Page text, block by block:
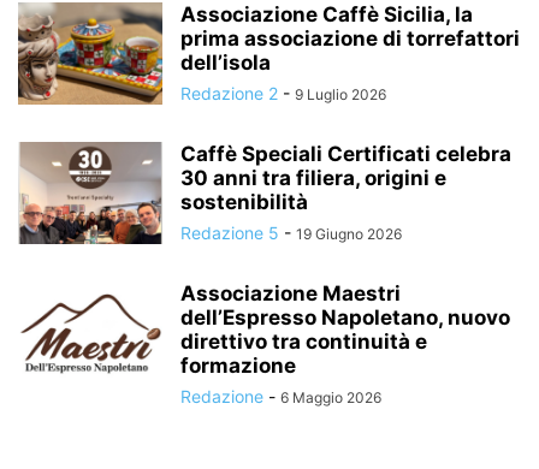
Associazione Caffè Sicilia, la
prima associazione di torrefattori
dell’isola
Redazione 2 - 9 Luglio 2026
Caffè Speciali Certificati celebra
30 anni tra filiera, origini e
sostenibilità
Redazione 5 - 19 Giugno 2026
Associazione Maestri
dell’Espresso Napoletano, nuovo
direttivo tra continuità e
formazione
Redazione - 6 Maggio 2026